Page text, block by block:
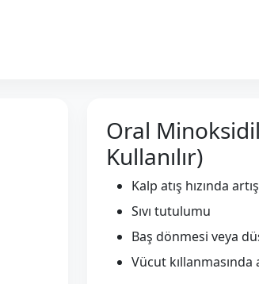
Oral
Kullanılır)
Kalp atış hızında artış
Sıvı tutulumu
Baş dönmesi veya
Vücut kıllanmasında